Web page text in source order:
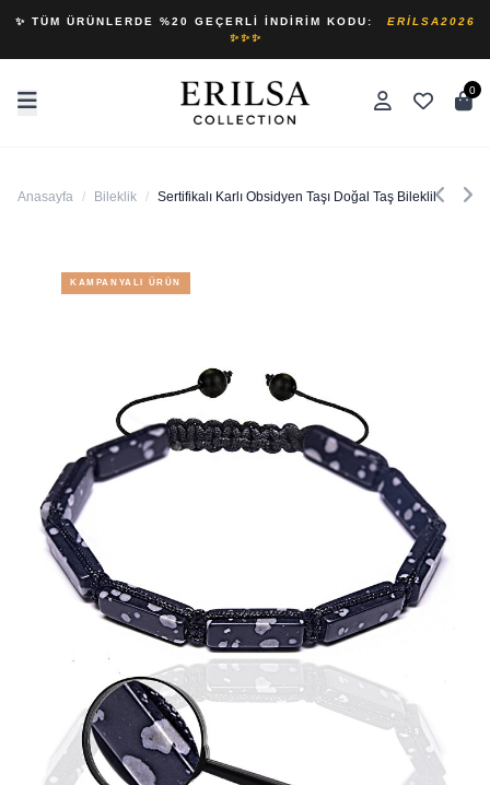
✨ TÜM ÜRÜNLERDE %20 GEÇERLI İNDIRIM KODU:
ERILSA2026
✨✨✨
0
Anasayfa / Bileklik / Sertifikalı Karlı Obsidyen Taşı Doğal Taş Bileklik
KAMPANYALI ÜRÜN